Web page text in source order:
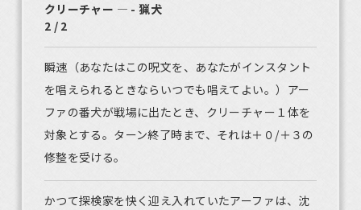
クリーチャー ― - 猟犬
2 / 2
瞬速（あなたはこの呪文を、あなたがインスタント
を唱えられるときならいつでも唱えてよい。）アー
ファの番犬が戦場に出たとき、クリーチャー１体を
対象とする。ターン終了時まで、それは＋０/＋３の
修整を受ける。
かつて探検家を快く迎え入れていたアーファは、沈